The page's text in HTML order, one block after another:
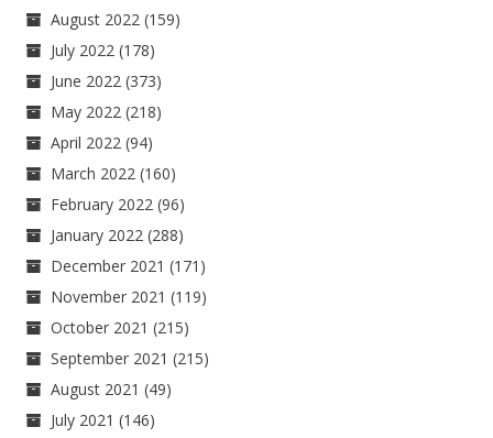
August 2022 (159)
July 2022 (178)
June 2022 (373)
May 2022 (218)
April 2022 (94)
March 2022 (160)
February 2022 (96)
January 2022 (288)
December 2021 (171)
November 2021 (119)
October 2021 (215)
September 2021 (215)
August 2021 (49)
July 2021 (146)